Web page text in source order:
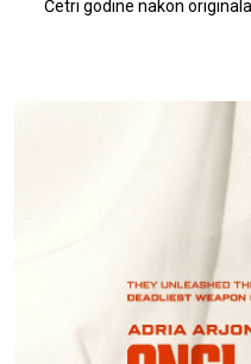
Četri godine nakon